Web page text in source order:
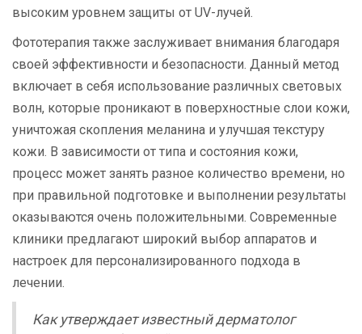
высоким уровнем защиты от UV-лучей.
Фототерапия также заслуживает внимания благодаря
своей эффективности и безопасности. Данный метод
включает в себя использование различных световых
волн, которые проникают в поверхностные слои кожи,
уничтожая скопления меланина и улучшая текстуру
кожи. В зависимости от типа и состояния кожи,
процесс может занять разное количество времени, но
при правильной подготовке и выполнении результаты
оказываются очень положительными. Современные
клиники предлагают широкий выбор аппаратов и
настроек для персонализированного подхода в
лечении.
Как утверждает известный дерматолог